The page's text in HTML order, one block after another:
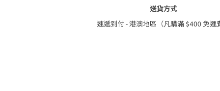
送貨方式
速遞到付 - 港澳地區（凡購滿 $400 免運